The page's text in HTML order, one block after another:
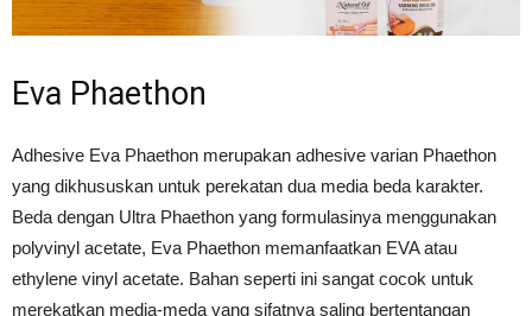
Lama
Eva Phaethon
Adhesive Eva Phaethon merupakan adhesive varian Phaethon
yang dikhususkan untuk perekatan dua media beda karakter.
Beda dengan Ultra Phaethon yang formulasinya menggunakan
polyvinyl acetate, Eva Phaethon memanfaatkan EVA atau
ethylene vinyl acetate. Bahan seperti ini sangat cocok untuk
merekatkan media-meda yang sifatnya saling bertentangan